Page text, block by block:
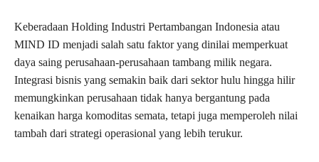
Keberadaan Holding Industri Pertambangan Indonesia atau
MIND ID menjadi salah satu faktor yang dinilai memperkuat
daya saing perusahaan-perusahaan tambang milik negara.
Integrasi bisnis yang semakin baik dari sektor hulu hingga hilir
memungkinkan perusahaan tidak hanya bergantung pada
kenaikan harga komoditas semata, tetapi juga memperoleh nilai
tambah dari strategi operasional yang lebih terukur.